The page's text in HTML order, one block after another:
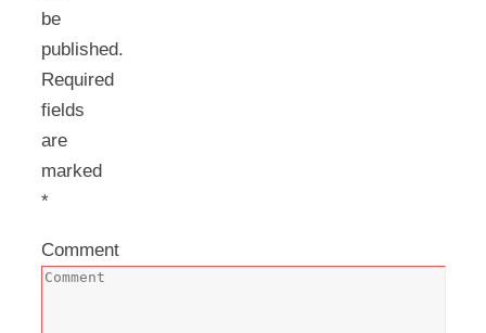
be
published.
Required
fields
are
marked
*
Comment